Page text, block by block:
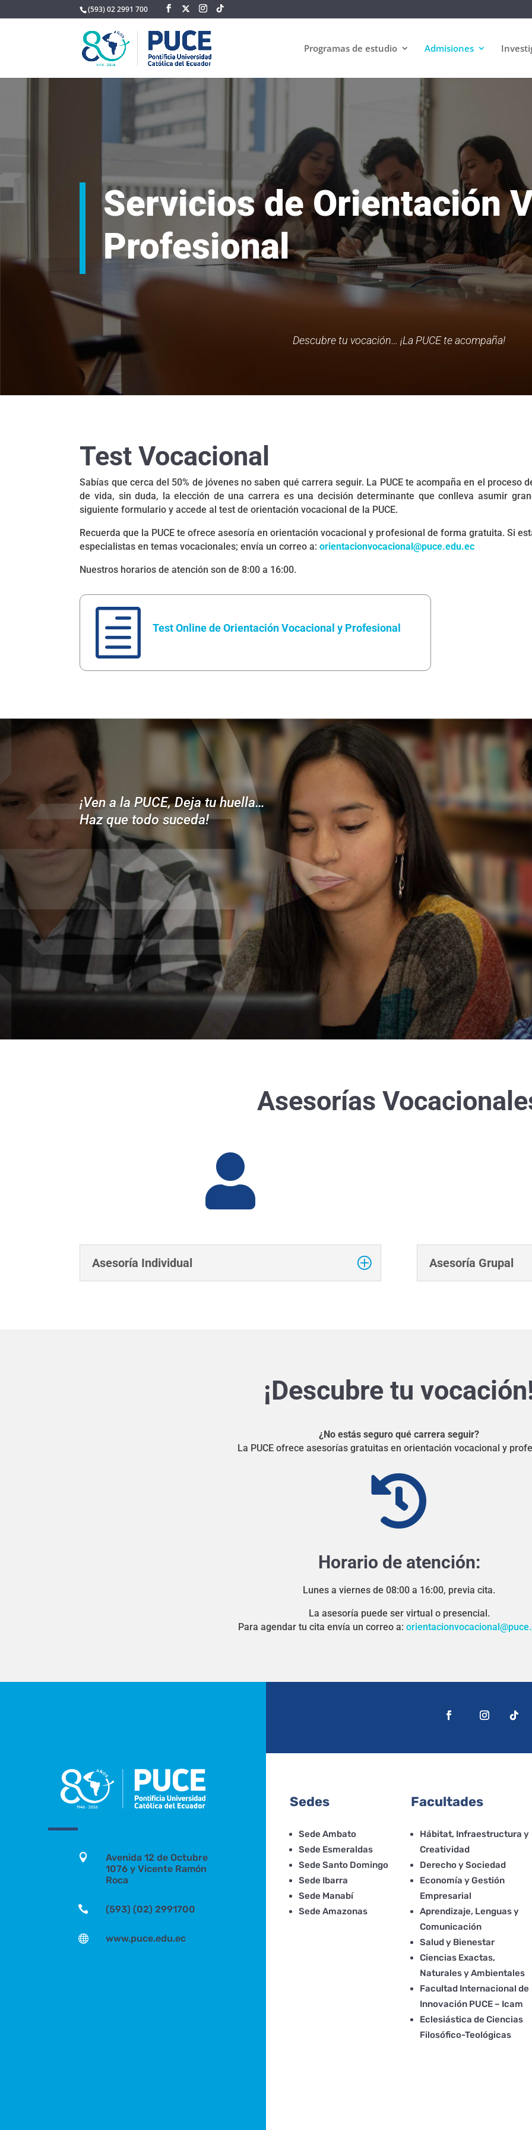
(593) 02 2991 700
Programas de estudio Admisiones
Servicios de Orientación
Profesional
Descubre tu vocación… ¡La PUCE te acompaña!
Test Vocacional
Sabías que cerca del 50% de jóvenes no saben qué carrera seguir. La PUCE te acompaña en el
de vida, sin duda, la elección de una carrera es una decisión determinante que conlleva asumir
siguiente formulario y accede al test de orientación vocacional de la PUCE.
Recuerda que la PUCE te ofrece asesoría en orientación vocacional y profesional de forma gratuita. Si
especialistas en temas vocacionales; envía un correo a:orientacionvocacional@puce.edu.ec
Nuestros horarios de atención son de 8:00 a 16:00.
h Test Online de Orientación Vocacional y Profesional
¡Ven a la PUCE, Deja tu huella…
Haz que todo suceda!
Asesorías

Asesoría Individual Asesoría Grupal
¡Descubre tu
¿No estás seguro qué carrera seguir?
La PUCE ofrece asesorías gratuitas en orientación vocacional y

Horario de atención:
Lunes a viernes de 08:00 a 16:00, previa cita.
La asesoría puede ser virtual o presencial.
Para agendar tu cita envía un correo a:

Avenida 12 de Octubre
1076 y Vicente Ramón
Roca
 (593) (02) 2991700
 www.puce.edu.ec
Sedes
Sede Ambato
Sede Esmeraldas
Sede Santo Domingo
Sede Ibarra
Sede Manabí
Sede Amazonas
Facultades
Hábitat, Infraestructura y
Creatividad
Derecho y Sociedad
Economía y Gestión
Empresarial
Aprendizaje, Lenguas y
Comunicación
Salud y Bienestar
Ciencias Exactas,
Naturales y Ambientales
Facultad Internacional de
Innovación PUCE – Icam
Eclesiástica de Ciencias
Filosófico-Teológicas